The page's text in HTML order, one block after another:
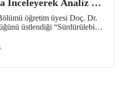
İnceleyerek Analiz ve
Projeye
öğretim üyesi Doç. Dr.
üstlendiği “Sürdürülebilir
Aşınma, UV Maruziyeti